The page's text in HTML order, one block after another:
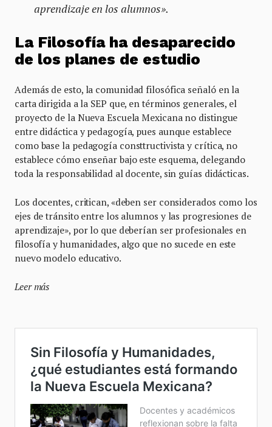
aprendizaje en los alumnos».
La Filosofía ha desaparecido
de los planes de estudio
Además de esto, la comunidad filosófica señaló en la
carta dirigida a la SEP que, en términos generales, el
proyecto de la Nueva Escuela Mexicana no distingue
entre didáctica y pedagogía, pues aunque establece
como base la pedagogía consttructivista y crítica, no
establece cómo enseñar bajo este esquema, delegando
toda la responsabilidad al docente, sin guías didácticas.
Los docentes, critican, «deben ser considerados como los
ejes de tránsito entre los alumnos y las progresiones de
aprendizaje», por lo que deberían ser profesionales en
filosofía y humanidades, algo que no sucede en este
nuevo modelo educativo.
Leer más